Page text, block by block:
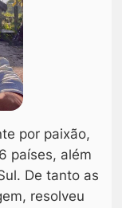
por paixão,
países, além
De tanto as
resolveu